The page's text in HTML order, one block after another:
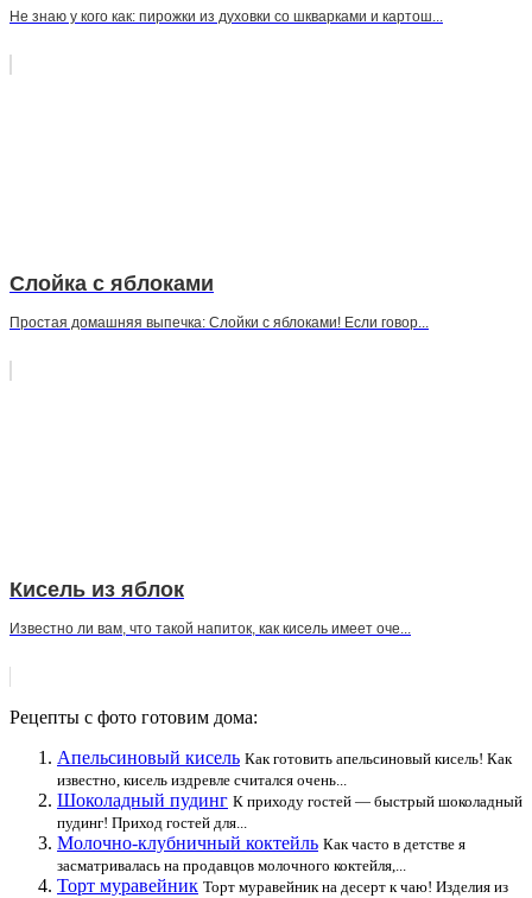
Не знаю у кого как: пирожки из духовки со шкварками и картош...
Слойка с яблоками
Простая домашняя выпечка: Слойки с яблоками! Если говор...
Кисель из яблок
Известно ли вам, что такой напиток, как кисель имеет оче...
Рецепты с фото готовим дома:
Апельсиновый кисель Как готовить апельсиновый кисель! Как
известно, кисель издревле считался очень...
Шоколадный пудинг К приходу гостей — быстрый шоколадный
пудинг! Приход гостей для...
Молочно-клубничный коктейль Как часто в детстве я
засматривалась на продавцов молочного коктейля,...
Торт муравейник Торт муравейник на десерт к чаю! Изделия из